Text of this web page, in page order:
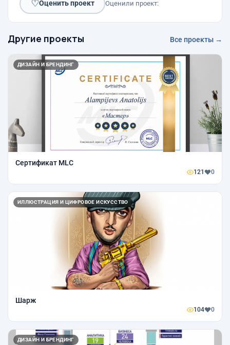
♡Оценить проект Оценили проект:
Другие проекты Все проекты →
ДИЗАЙН И БРЕНДИНГ
Сертификат MLC
121 0
ИЛЛЮСТРАЦИЯ И ЦИФРОВОЕ ИСКУССТВО
Шарж
104 0
ДИЗАЙН И БРЕНДИНГ